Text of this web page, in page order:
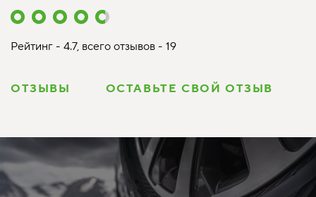
Рейтинг - 4.7, всего отзывов - 19
ОТЗЫВЫ ОСТАВЬТЕ СВОЙ ОТЗЫВ